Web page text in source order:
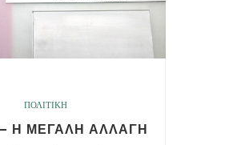
ΠΟΛΙΤΙΚΗ
– Η ΜΕΓΑΛΗ ΑΛΛΑΓΗ